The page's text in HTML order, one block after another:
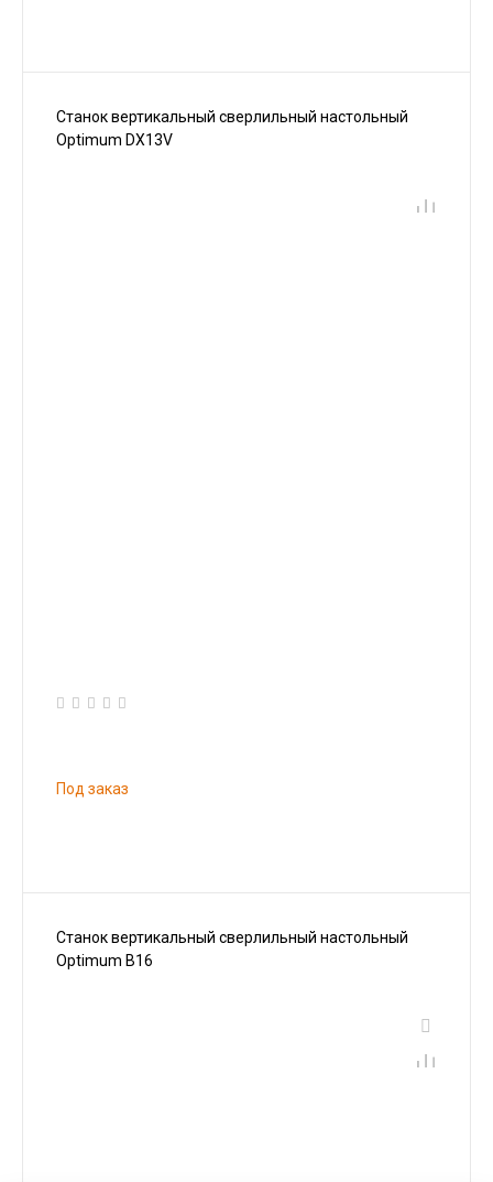
Станок вертикальный сверлильный настольный
Optimum DX13V
Под заказ
Станок вертикальный сверлильный настольный
Optimum B16